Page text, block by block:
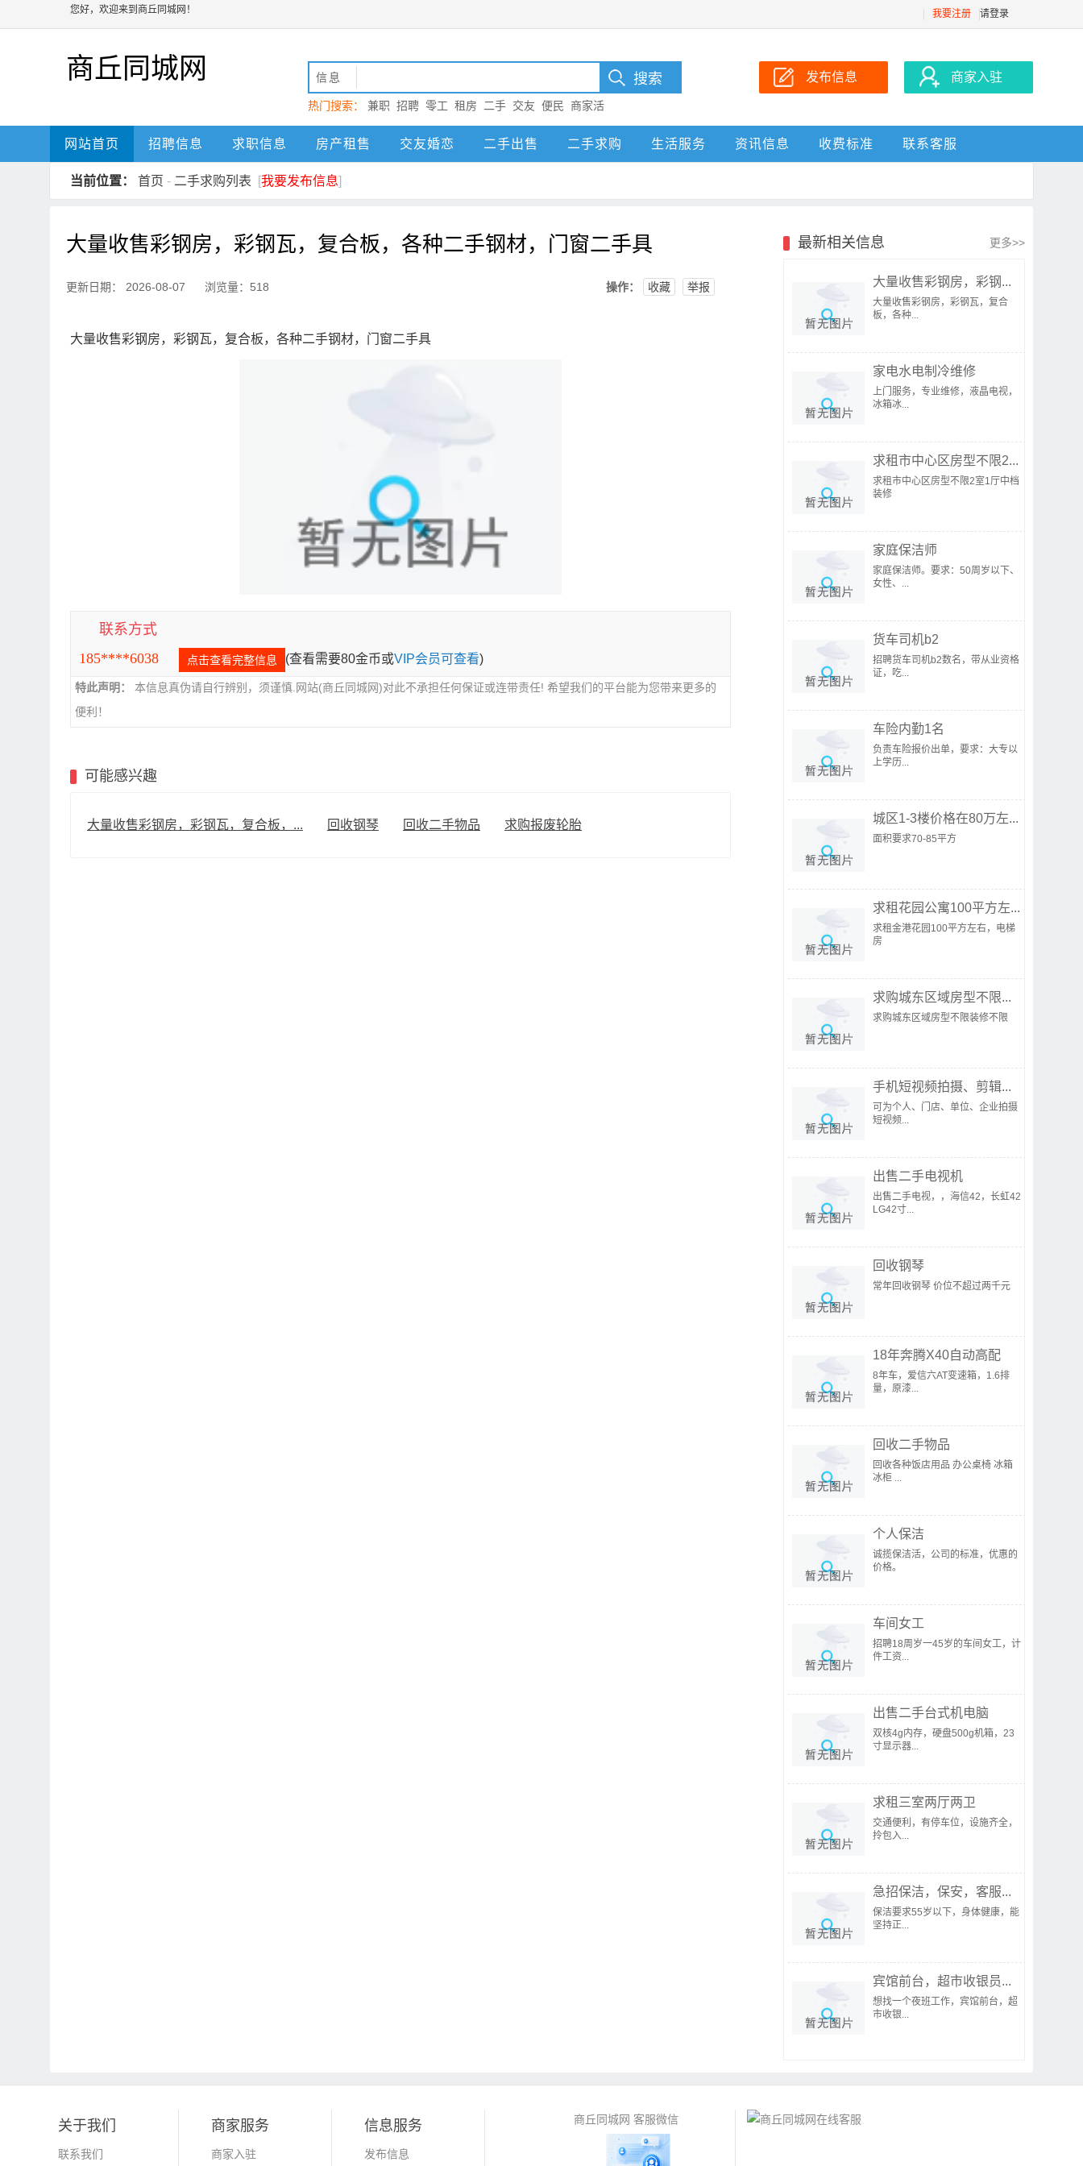
您好，欢迎来到商丘同城网！ 我要注册 请登录
商丘同城网 信息
热门搜索： 兼职 招聘 零工 租房 二手 交友 便民
商家活
动 商丘
发布信息 商家入驻
网站首页 招聘信息 求职信息 房产租售 交友婚恋 二手出售 二手求购 生活服务 资讯信息 收费标准 联系客服
当前位置： 首页 - 二手求购列表 [我要发布信息]
大量收售彩钢房，彩钢瓦，复合板，各种二手钢材，门窗二手具
更新日期： 2026-08-07 浏览量：518 操作： 收藏 举报
大量收售彩钢房，彩钢瓦，复合板，各种二手钢材，门窗二手具
联系方式
185****6038
点击查看完整信息 (查看需要80金币或VIP会员可查看)
特此声明：
本信息真伪请自行辨别，须谨慎.网站(商丘同城网)对此不承担任何保证或连带责任! 希望我们的平台能为您带来更多的
便利！
可能感兴趣
大量收售彩钢房，彩钢瓦，复合板，... 回收钢琴 回收二手物品 求购报废轮胎
最新相关信息 更多>>
大量收售彩钢房，彩钢...
大量收售彩钢房，彩钢瓦，复合
板，各种...
家电水电制冷维修
上门服务，专业维修，液晶电视，
冰箱冰...
求租市中心区房型不限2...
求租市中心区房型不限2室1厅中档
装修
家庭保洁师
家庭保洁师。要求：50周岁以下、
女性、...
货车司机b2
招聘货车司机b2数名，带从业资格
证，吃...
车险内勤1名
负责车险报价出单，要求：大专以
上学历...
城区1-3楼价格在80万左...
面积要求70-85平方
求租花园公寓100平方左...
求租金港花园100平方左右，电梯
房
求购城东区域房型不限...
求购城东区域房型不限装修不限
手机短视频拍摄、剪辑...
可为个人、门店、单位、企业拍摄
短视频...
出售二手电视机
出售二手电视，，海信42，长虹42
LG42寸...
回收钢琴
常年回收钢琴 价位不超过两千元
18年奔腾X40自动高配
8年车，爱信六AT变速箱，1.6排
量，原漆...
回收二手物品
回收各种饭店用品 办公桌椅 冰箱
冰柜 ...
个人保洁
诚揽保洁活，公司的标准，优惠的
价格。
车间女工
招聘18周岁一45岁的车间女工，计
件工资...
出售二手台式机电脑
双核4g内存，硬盘500g机箱，23
寸显示器...
求租三室两厅两卫
交通便利，有停车位，设施齐全，
拎包入...
急招保洁，保安，客服...
保洁要求55岁以下，身体健康，能
坚持正...
宾馆前台，超市收银员...
想找一个夜班工作，宾馆前台，超
市收银...
关于我们
联系我们
商家服务
商家入驻
信息服务
发布信息
商丘同城网 客服微信